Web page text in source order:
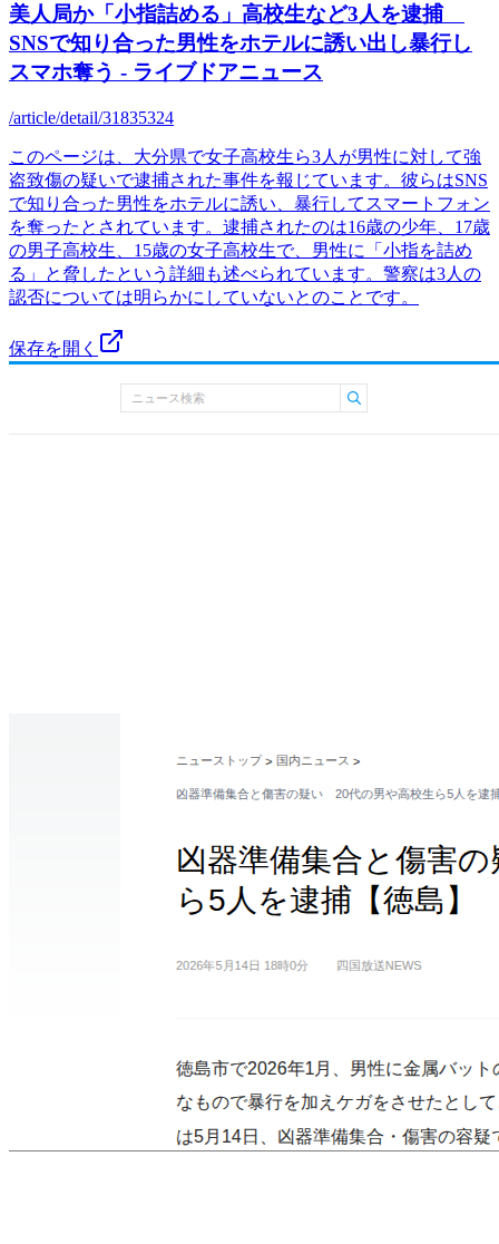
美人局か「小指詰める」高校生など3人を逮捕
SNSで知り合った男性をホテルに誘い出し暴行し
スマホ奪う - ライブドアニュース
/article/detail/31835324
このページは、大分県で女子高校生ら3人が男性に対して強
盗致傷の疑いで逮捕された事件を報じています。彼らはSNS
で知り合った男性をホテルに誘い、暴行してスマートフォン
を奪ったとされています。逮捕されたのは16歳の少年、17歳
の男子高校生、15歳の女子高校生で、男性に「小指を詰め
る」と脅したという詳細も述べられています。警察は3人の
認否については明らかにしていないとのことです。
保存を開く